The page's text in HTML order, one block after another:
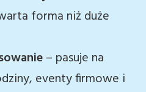
forma niż duże
– pasuje na
eventy firmowe i